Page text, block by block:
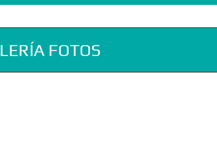
FOTOS